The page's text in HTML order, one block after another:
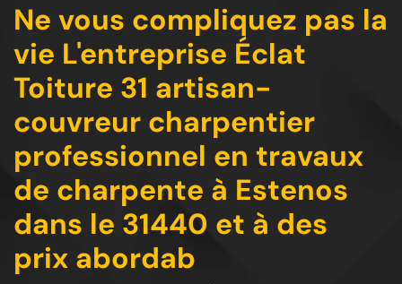
Ne vous compliquez pas la
vie L'entreprise Éclat
Toiture 31 artisan-
couvreur charpentier
professionnel en travaux
de charpente à Estenos
dans le 31440 et à des
prix abordab